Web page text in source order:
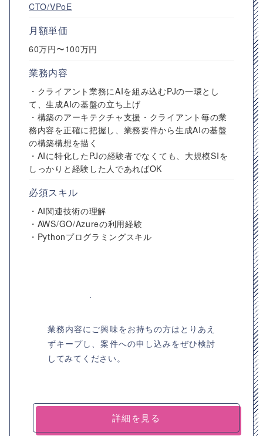
CTO/VPoE
月額単価
60万円〜100万円
業務内容
・クライアント業務にAIを組み込むPJの一環とし
て、生成AIの基盤の立ち上げ
・構築のアーキテクチャ支援・クライアント毎の業
務内容を正確に把握し、業務要件から生成AIの基盤
の構築構想を描く
・AIに特化したPJの経験者でなくても、大規模SIを
しっかりと経験した人であればOK
必須スキル
・AI関連技術の理解
・AWS/GO/Azureの利用経験
・Pythonプログラミングスキル
業務内容にご興味をお持ちの方はとりあえ
ずキープし、案件への申し込みをぜひ検討
してみてください。
詳細を見る